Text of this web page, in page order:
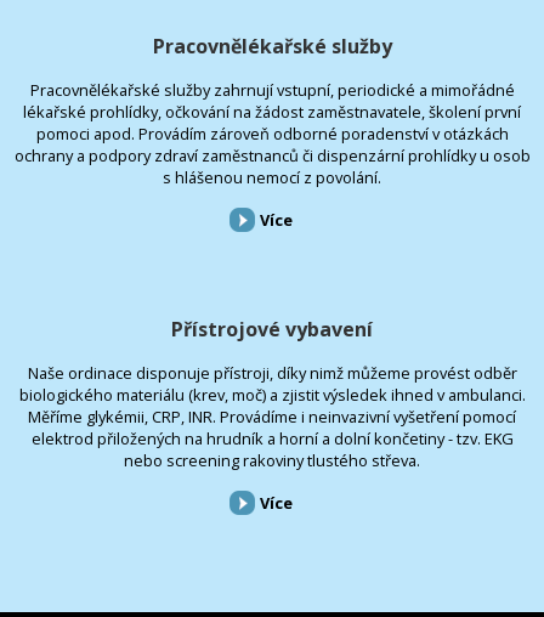
Pracovnělékařské služby
Pracovnělékařské služby zahrnují vstupní, periodické a mimořádné
lékařské prohlídky, očkování na žádost zaměstnavatele, školení první
pomoci apod. Provádím zároveň odborné poradenství v otázkách
ochrany a podpory zdraví zaměstnanců či dispenzární prohlídky u osob
s hlášenou nemocí z povolání.
Více
Přístrojové vybavení
Naše ordinace disponuje přístroji, díky nimž můžeme provést odběr
biologického materiálu (krev, moč) a zjistit výsledek ihned v ambulanci.
Měříme glykémii, CRP, INR. Provádíme i neinvazivní vyšetření pomocí
elektrod přiložených na hrudník a horní a dolní končetiny - tzv. EKG
nebo screening rakoviny tlustého střeva.
Více